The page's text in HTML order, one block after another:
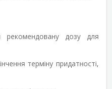
дозу для
терміну придатності,